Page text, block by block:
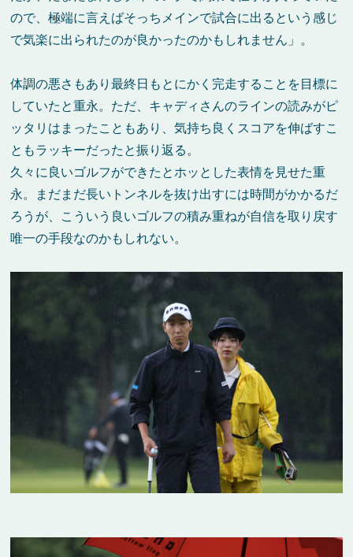
ので、極端に言えばそっちメインで試合に出るという感じ
で気楽に出られたのが良かったのかもしれません」。
体調の悪さもあり最終日もとにかく完走することを目標に
していたと重永。ただ、キャディさんのラインの読みがピ
ッタリはまったこともあり、気持ち良くスコアを伸ばすこ
ともラッキーだったと振り返る。
久々に良いゴルフができたとホッとした表情を見せた重
永。まだまだ長いトンネルを抜け出すには時間がかかるだ
ろうが、こういう良いゴルフの積み重ねが自信を取り戻す
唯一の手段なのかもしれない。